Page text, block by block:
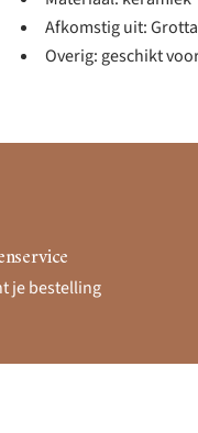
Afkomstig uit:
Overig: geschikt
je bestelling